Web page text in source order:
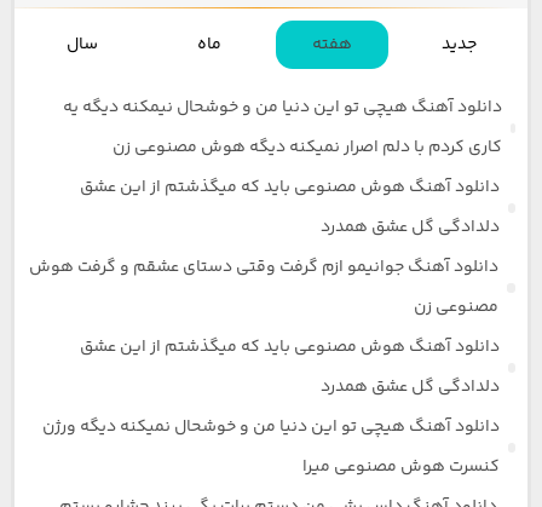
جدید هفته ماه سال
دانلود آهنگ هیچی تو این دنیا من و خوشحال نیمکنه دیگه یه
کاری کردم با دلم اصرار نمیکنه دیگه هوش مصنوعی زن
دانلود آهنگ هوش مصنوعی باید که میگذشتم از این عشق
دلدادگی گل عشق همدرد
دانلود آهنگ جوانیمو ازم گرفت وقتی دستای عشقم و گرفت هوش
مصنوعی زن
دانلود آهنگ هوش مصنوعی باید که میگذشتم از این عشق
دلدادگی گل عشق همدرد
دانلود آهنگ هیچی تو این دنیا من و خوشحال نمیکنه دیگه ورژن
کنسرت هوش مصنوعی میرا